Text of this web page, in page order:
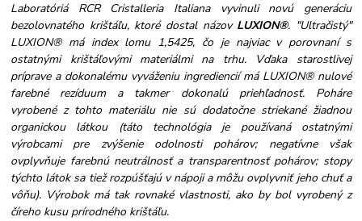
Laboratóriá RCR Cristalleria Italiana vyvinuli novú generáciu
bezolovnatého krištáľu, ktoré dostal názov LUXION®. "Ultračistý"
LUXION® má index lomu 1,5425, čo je najviac v porovnaní s
ostatnými krištáľovými materiálmi na trhu. Vďaka starostlivej
príprave a dokonalému vyváženiu ingrediencií má LUXION® nulové
farebné rezíduum a takmer dokonalú priehľadnosť. Poháre
vyrobené z tohto materiálu nie sú dodatočne striekané žiadnou
organickou látkou (táto technológia je používaná ostatnými
výrobcami pre zvýšenie odolnosti pohárov; negatívne však
ovplyvňuje farebnú neutrálnosť a transparentnosť pohárov; stopy
týchto látok sa tiež rozpúšťajú v nápoji a môžu ovplyvniť jeho chuť a
vôňu). Výrobok má tak rovnaké vlastnosti, ako by bol vyrobený z
číreho kusu prírodného krištáľu.